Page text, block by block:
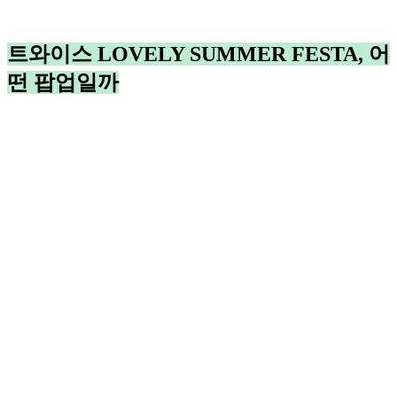
트와이스 LOVELY SUMMER FESTA, 어
떤 팝업일까